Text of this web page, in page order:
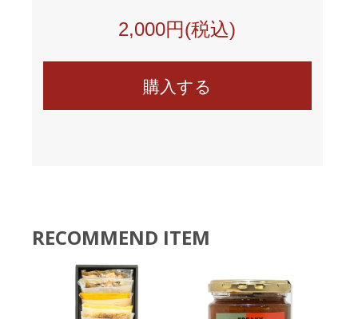
2,000円(税込)
RECOMMEND ITEM